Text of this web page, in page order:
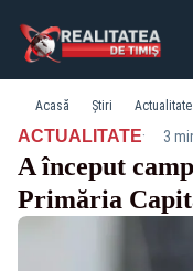
Acasă Știri Actualitate
ACTUALITATE· 3
A început
Primăria